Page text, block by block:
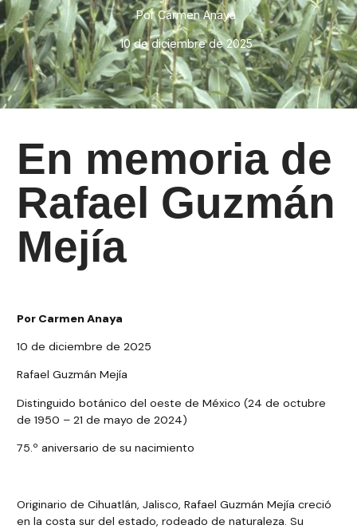
Por Carmen Anaya
10 de diciembre de 2025
En memoria de
Rafael Guzmán
Mejía
Por Carmen Anaya
10 de diciembre de 2025
Rafael Guzmán Mejía
Distinguido botánico del oeste de México (24 de octubre
de 1950 – 21 de mayo de 2024)
75.º aniversario de su nacimiento
Originario de Cihuatlán, Jalisco, Rafael Guzmán Mejía creció
en la costa sur del estado, rodeado de naturaleza. Su